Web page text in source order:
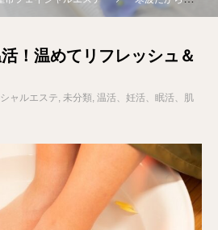
！温めてリフレッシュ＆
ャルエステ 未分類 温活、妊活、眠活、肌